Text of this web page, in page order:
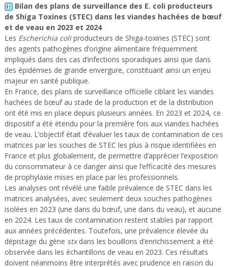
Bilan des plans de surveillance des E. coli producteurs
de Shiga Toxines (STEC) dans les viandes hachées de bœuf
et de veau en 2023 et 2024
Les Escherichia coliproducteurs de Shiga-toxines (STEC) sont
des agents pathogènes d’origine alimentaire fréquemment
impliqués dans des cas d’infections sporadiques ainsi que dans
des épidémies de grande envergure, constituant ainsi un enjeu
majeur en santé publique.
En France, des plans de surveillance officielle ciblant les viandes
hachées de bœuf au stade de la production et de la distribution
ont été mis en place depuis plusieurs années. En 2023 et 2024, ce
dispositif a été étendu pour la première fois aux viandes hachées
de veau. L’objectif était d’évaluer les taux de contamination de ces
matrices par les souches de STEC les plus à risque identifiées en
France et plus globalement, de permettre d’apprécier l’exposition
du consommateur à ce danger ainsi que l’efficacité des mesures
de prophylaxie mises en place par les professionnels.
Les analyses ont révélé une faible prévalence de STEC dans les
matrices analysées, avec seulement deux souches pathogènes
isolées en 2023 (une dans du bœuf, une dans du veau), et aucune
en 2024. Les taux de contamination restent stables par rapport
aux années précédentes. Toutefois, une prévalence élevée du
dépistage du gène stxdans les bouillons d’enrichissement a été
observée dans les échantillons de veau en 2023. Ces résultats
doivent néanmoins être interprétés avec prudence en raison du